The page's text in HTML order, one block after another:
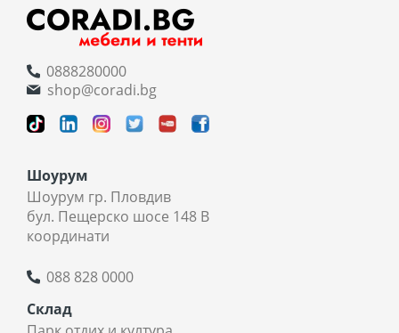
0888280000
shop@coradi.bg
Шоурум
Шоурум гр. Пловдив
бул. Пещерско шосе 148 В
координати
088 828 0000
Склад